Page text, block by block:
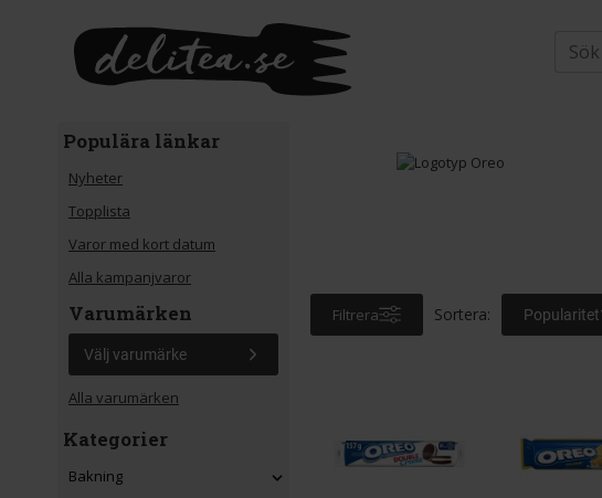
Populära länkar
Nyheter
Topplista
Varor med kort datum
Alla kampanjvaror
Varumärken
Välj varumärke
Alla varumärken
Kategorier
Bakning
Filtrera Sortera: Popularitet